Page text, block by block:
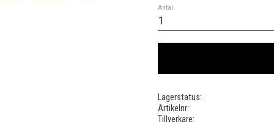
Antal
Lagerstatus
Artikelnr
Tillverkare